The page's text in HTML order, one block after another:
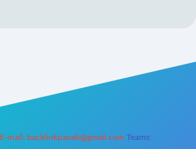
E-mail: backlinkpaneli@gmail.com Teams: